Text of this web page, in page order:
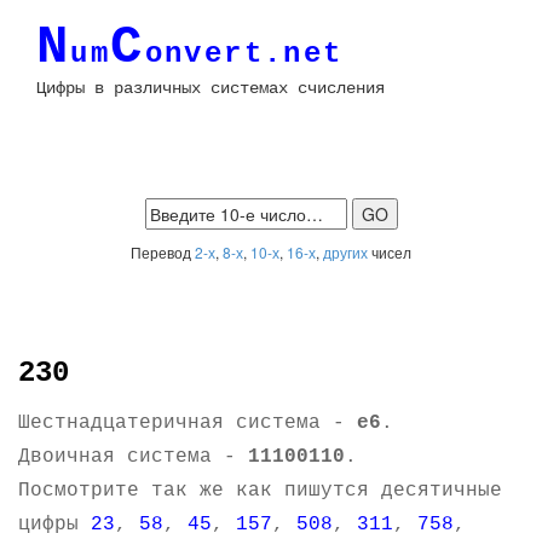
NumConvert.net
Цифры в различных системах счисления
Перевод 2-х, 8-х, 10-х, 16-х, другихчисел
230
Шестнадцатеричная система - e6 .
Двоичная система - 11100110 .
Посмотрите так же как пишутся десятичные
цифры 23, 58, 45, 157, 508, 311, 758,